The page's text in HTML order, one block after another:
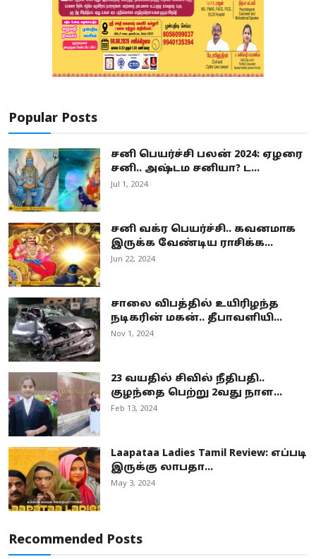
Popular Posts
சனி பெயர்ச்சி பலன் 2024: ஏழரை
சனி.. அஷ்டம சனியா? ட...
Jul 1, 2024
சனி வக்ர பெயர்ச்சி.. கவனமாக
இருக்க வேண்டிய ராசிக்க...
Jun 22, 2024
சாலை விபத்தில் உயிரிழந்த
நடிகரின் மகன்.. தீபாவளியி...
Nov 1, 2024
23 வயதில் சிவில் நீதிபதி..
குழந்தை பெற்று 2வது நாள...
Feb 13, 2024
Laapataa Ladies Tamil Review: எப்படி
இருக்கு லாபதா...
May 3, 2024
Recommended Posts